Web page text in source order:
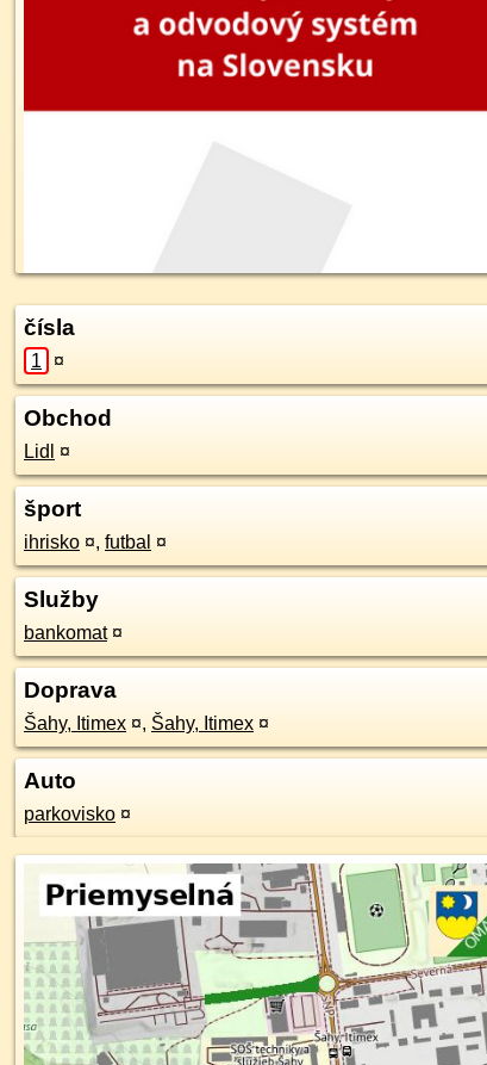
čísla
1 ¤
Obchod
Lidl ¤
šport
ihrisko ¤, futbal ¤
Služby
bankomat ¤
Doprava
Šahy, Itimex ¤, Šahy, Itimex ¤
Auto
parkovisko ¤